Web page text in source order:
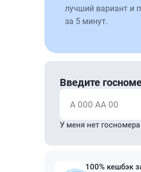
лучший вариант и
за 5 минут.
Введите
А 000 АА 00
У меня нет госномера
100% кешбэк